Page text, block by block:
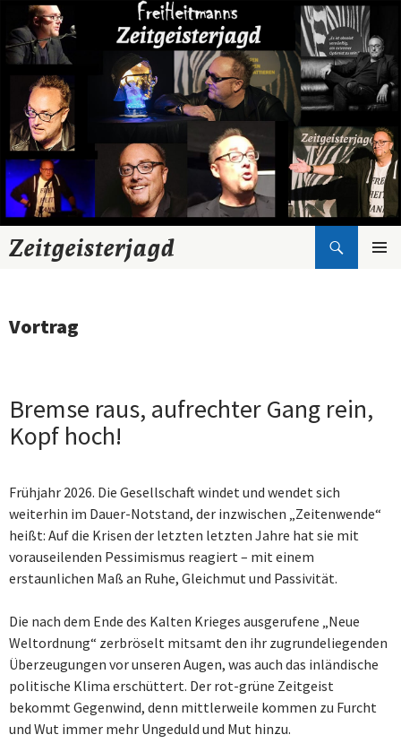
Zeitgeisterjagd
Suchen
Zum
Vortrag
Bremse raus, aufrechter Gang rein,
Kopf hoch!
Frühjahr 2026. Die Gesellschaft windet und wendet sich
weiterhin im Dauer-Notstand, der inzwischen „Zeitenwende“
heißt: Auf die Krisen der letzten letzten Jahre hat sie mit
vorauseilenden Pessimismus reagiert – mit einem
erstaunlichen Maß an Ruhe, Gleichmut und Passivität.
Die nach dem Ende des Kalten Krieges ausgerufene „Neue
Weltordnung“ zerbröselt mitsamt den ihr zugrundeliegenden
Überzeugungen vor unseren Augen, was auch das inländische
politische Klima erschüttert. Der rot-grüne Zeitgeist
bekommt Gegenwind, denn mittlerweile kommen zu Furcht
und Wut immer mehr Ungeduld und Mut hinzu.